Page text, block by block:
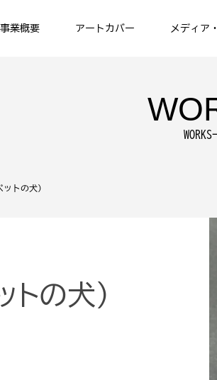
事業概要 アートカバー メディア
トの犬）
トの犬）